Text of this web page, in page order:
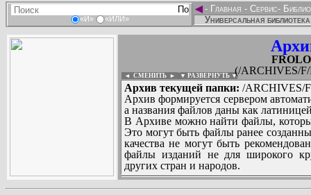
«И» «ИЛИ»
◄- Главная - Сервис-
Универсальная
(/ARCHIVES/
◄ СМЕНИТЬ ► ▼ РАЗВЕРНУТЬ ▼
Архив текущей папки: /ARCHIVES/
Архив формируется сервером
а названия файлов даны как
В Архиве можно найти файлы,
Это могут быть файлы ранее
качества не могут быть
файлы изданий не для широкого
других стран и народов.